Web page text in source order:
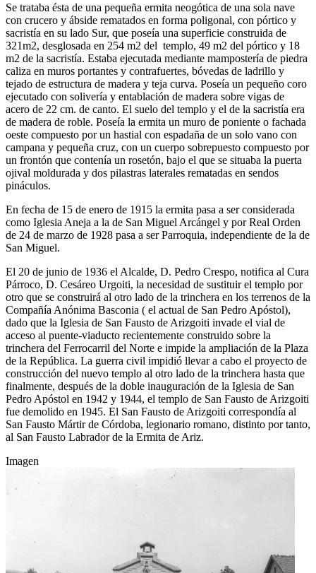
Se trataba ésta de una pequeña ermita neogótica de una sola nave
con crucero y ábside rematados en forma poligonal, con pórtico y
sacristía en su lado Sur, que poseía una superficie construida de
321m2, desglosada en 254 m2 del templo, 49 m2 del pórtico y 18
m2 de la sacristía. Estaba ejecutada mediante mampostería de piedra
caliza en muros portantes y contrafuertes, bóvedas de ladrillo y
tejado de estructura de madera y teja curva. Poseía un pequeño coro
ejecutado con solivería y entablación de madera sobre vigas de
acero de 22 cm. de canto. El suelo del templo y el de la sacristía era
de madera de roble. Poseía la ermita un muro de poniente o fachada
oeste compuesto por un hastial con espadaña de un solo vano con
campana y pequeña cruz, con un cuerpo sobrepuesto compuesto por
un frontón que contenía un rosetón, bajo el que se situaba la puerta
ojival moldurada y dos pilastras laterales rematadas en sendos
pináculos.
En fecha de 15 de enero de 1915 la ermita pasa a ser considerada
como Iglesia Aneja a la de San Miguel Arcángel y por Real Orden
de 24 de marzo de 1928 pasa a ser Parroquia, independiente de la de
San Miguel.
El 20 de junio de 1936 el Alcalde, D. Pedro Crespo, notifica al Cura
Párroco, D. Cesáreo Urgoiti, la necesidad de sustituir el templo por
otro que se construirá al otro lado de la trinchera en los terrenos de la
Compañía Anónima Basconia ( el actual de San Pedro Apóstol),
dado que la Iglesia de San Fausto de Arizgoiti invade el vial de
acceso al puente-viaducto recientemente construido sobre la
trinchera del Ferrocarril del Norte e impide la ampliación de la Plaza
de la República. La guerra civil impidió llevar a cabo el proyecto de
construcción del nuevo templo al otro lado de la trinchera hasta que
finalmente, después de la doble inauguración de la Iglesia de San
Pedro Apóstol en 1942 y 1944, el templo de San Fausto de Arizgoiti
fue demolido en 1945. El San Fausto de Arizgoiti correspondía al
San Fausto Mártir de Córdoba, legionario romano, distinto por tanto,
al San Fausto Labrador de la Ermita de Ariz.
Imagen